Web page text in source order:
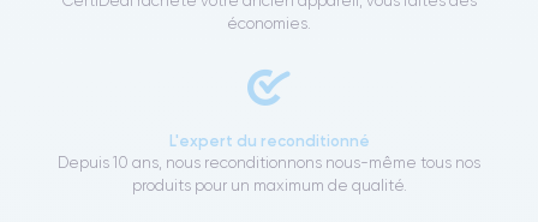
économies.
L'expert du reconditionné
Depuis 10 ans, nous reconditionnons nous-même tous nos
produits pour un maximum de qualité.